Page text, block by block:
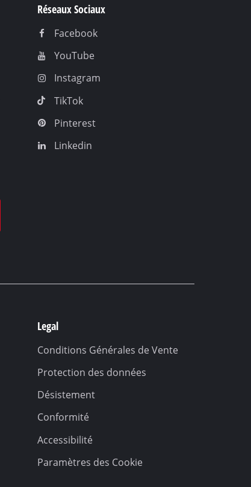
Réseaux Sociaux
Facebook
YouTube
Instagram
TikTok
Pinterest
Linkedin
Legal
Conditions Générales de Vente
Protection des données
Désistement
Conformité
Accessibilité
Paramètres des Cookie